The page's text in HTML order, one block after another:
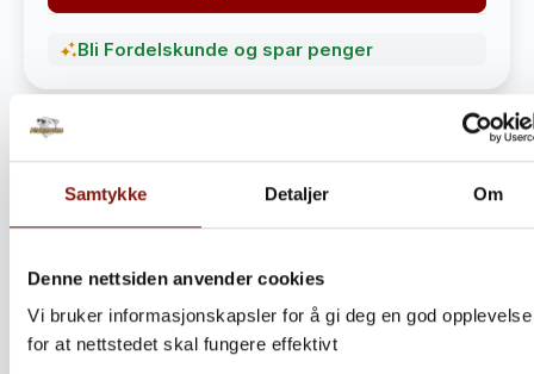
Samtykke Detaljer Om
Denne nettsiden anvender cookies
Vi bruker informasjonskapsler for å gi deg en god
for at nettstedet skal fungere effektivt
Bli Fordelskunde og spar penger